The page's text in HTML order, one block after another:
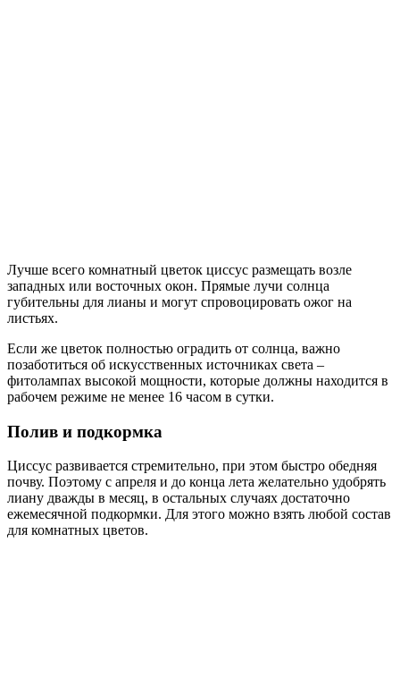
Лучше всего комнатный цветок циссус размещать возле
западных или восточных окон. Прямые лучи солнца
губительны для лианы и могут спровоцировать ожог на
листьях.
Если же цветок полностью оградить от солнца, важно
позаботиться об искусственных источниках света –
фитолампах высокой мощности, которые должны находится в
рабочем режиме не менее 16 часом в сутки.
Полив и подкормка
Циссус развивается стремительно, при этом быстро обедняя
почву. Поэтому с апреля и до конца лета желательно удобрять
лиану дважды в месяц, в остальных случаях достаточно
ежемесячной подкормки. Для этого можно взять любой состав
для комнатных цветов.